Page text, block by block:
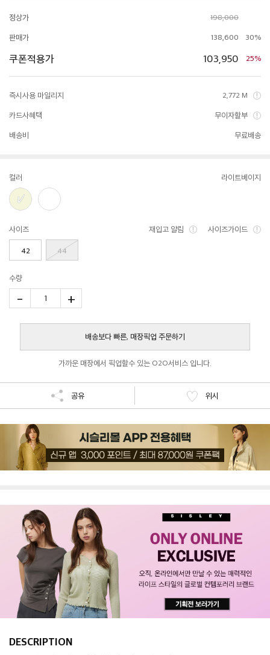
정상가 198,000
판매가 138,600 30%
쿠폰적용가 103,950 25%
즉시사용 마일리지 2,772 M
카드사혜택 무이자할부
배송비 무료배송
컬러 라이트베이지
사이즈 재입고 알림 사이즈가이드
42 44
수량
- 1 +
배송보다 빠른, 매장픽업 주문하기
가까운 매장에서 픽업할수 있는 O2O서비스 입니다.
공유 위시
DESCRIPTION